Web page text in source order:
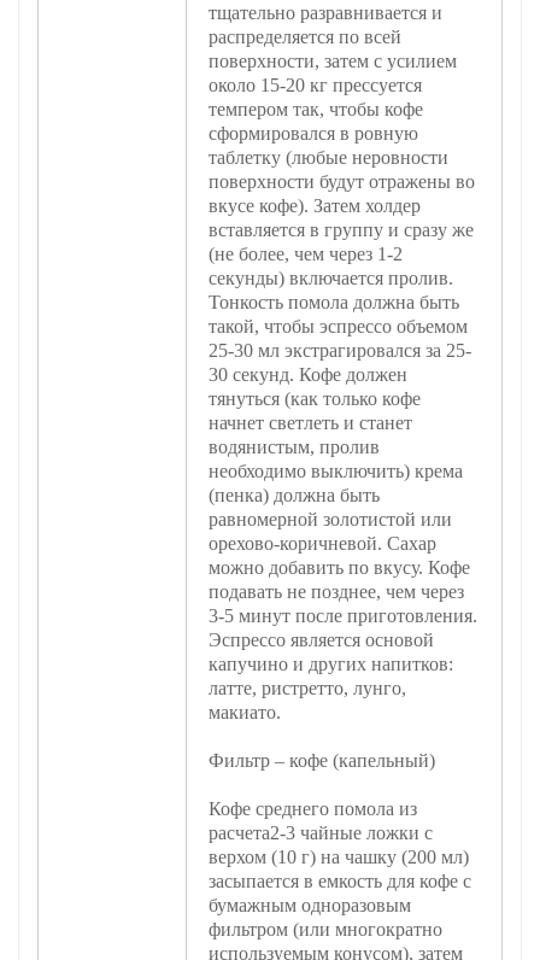
тщательно разравнивается и
распределяется по всей
поверхности, затем с усилием
около 15-20 кг прессуется
темпером так, чтобы кофе
сформировался в ровную
таблетку (любые неровности
поверхности будут отражены во
вкусе кофе). Затем холдер
вставляется в группу и сразу же
(не более, чем через 1-2
секунды) включается пролив.
Тонкость помола должна быть
такой, чтобы эспрессо объемом
25-30 мл экстрагировался за 25-
30 секунд. Кофе должен
тянуться (как только кофе
начнет светлеть и станет
водянистым, пролив
необходимо выключить) крема
(пенка) должна быть
равномерной золотистой или
орехово-коричневой. Сахар
можно добавить по вкусу. Кофе
подавать не позднее, чем через
3-5 минут после приготовления.
Эспрессо является основой
капучино и других напитков:
латте, ристретто, лунго,
макиато.
Фильтр – кофе (капельный)
Кофе среднего помола из
расчета2-3 чайные ложки с
верхом (10 г) на чашку (200 мл)
засыпается в емкость для кофе с
бумажным одноразовым
фильтром (или многократно
используемым конусом), затем